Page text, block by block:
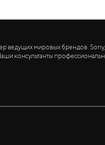
ведущих мировых брендов:
консультанты